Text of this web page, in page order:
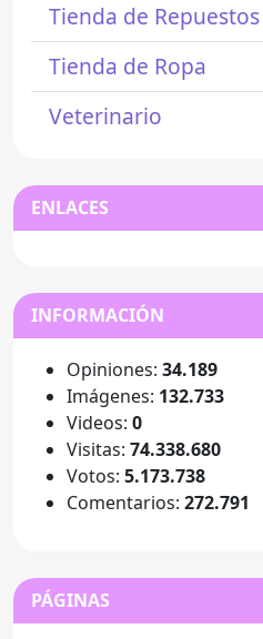
Tienda de
Tienda de Ropa
Veterinario
ENLACES
INFORMACIÓN
Opiniones: 34.189
Imágenes: 132.733
Videos: 0
Visitas: 74.338.680
Votos: 5.173.738
Comentarios: 272.791
PÁGINAS